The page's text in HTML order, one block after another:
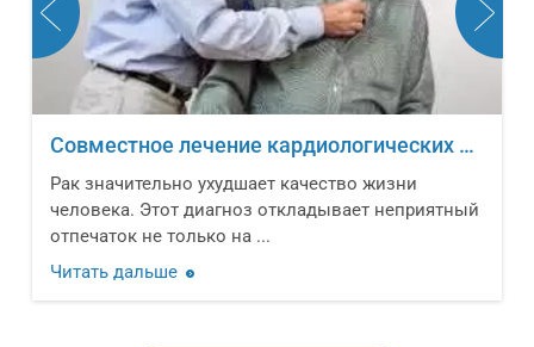
Совместное лечение кардиологических заболеваний и онкологических новообразований
Рак значительно ухудшает качество жизни
человека. Этот диагноз откладывает неприятный
отпечаток не только на ...
Читать дальше